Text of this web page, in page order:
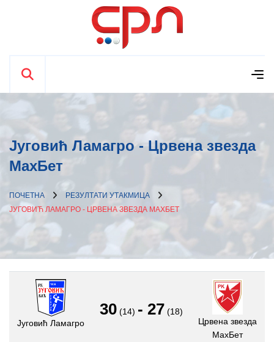
Југовић Ламагро - Црвена звезда
МаxБет
ПОЧЕТНА
РЕЗУЛТАТИ УТАКМИЦА
ЈУГОВИЋ ЛАМАГРО - ЦРВЕНА ЗВЕЗДА МАXБЕТ
Југовић Ламагро
30 (14) - 27 (18)
Црвена звезда
МаxБет